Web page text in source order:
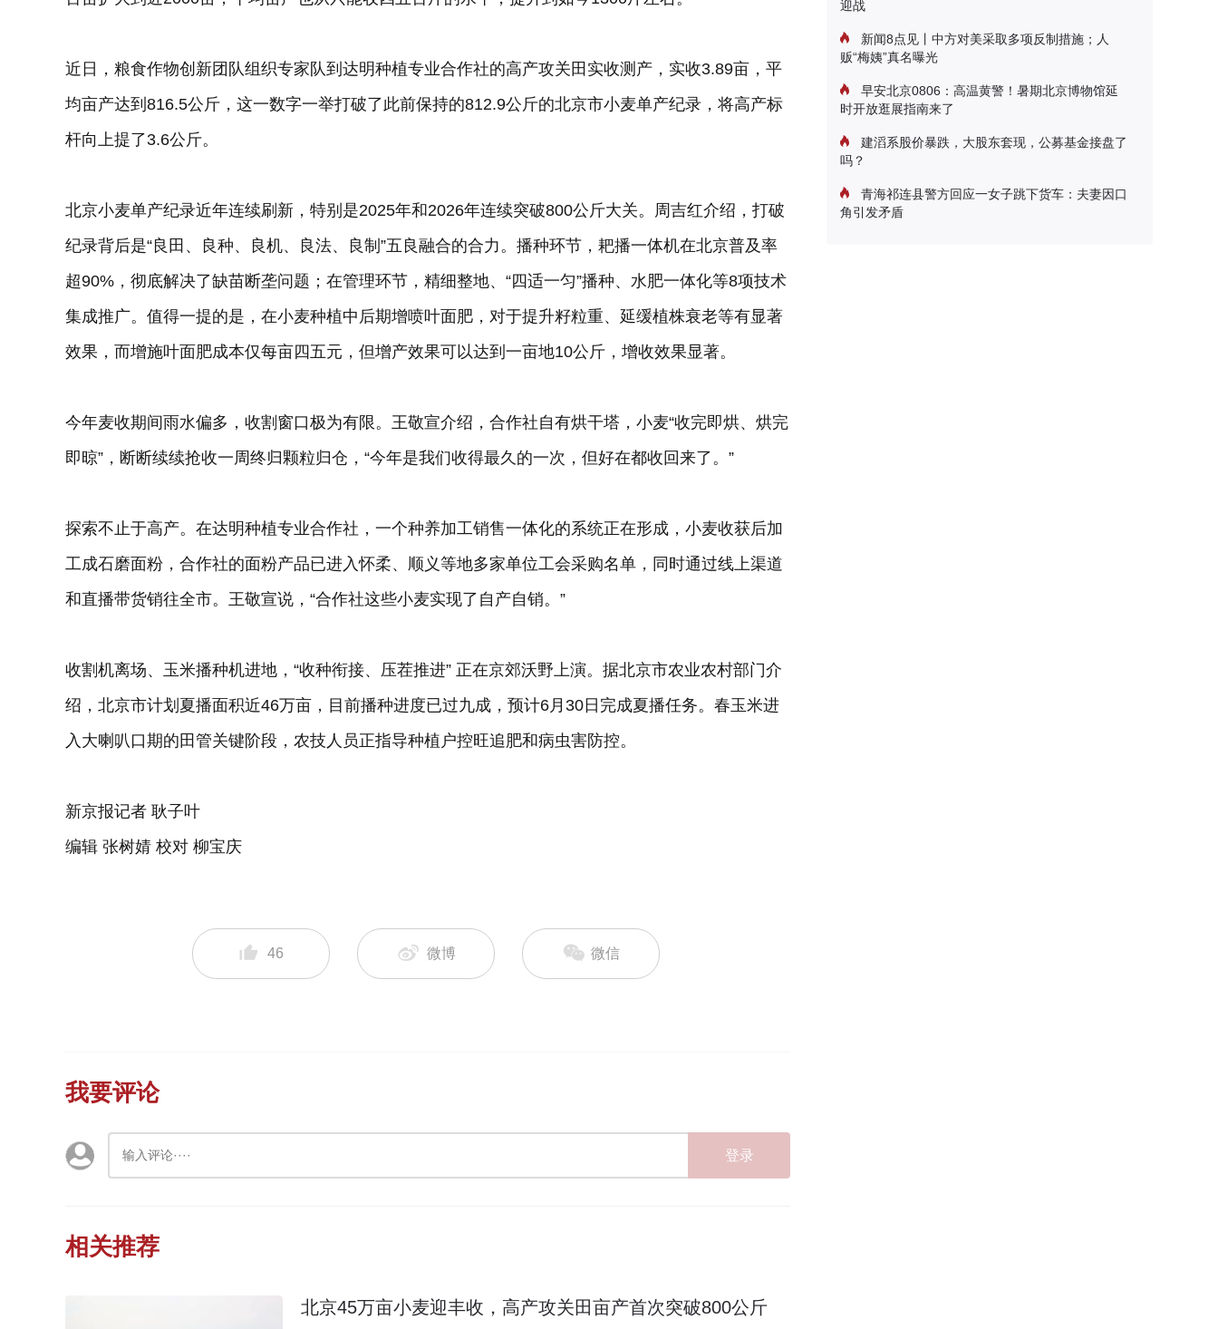
近日，粮食作物创新团队组织专家队到达明种植专业合作社的高产攻关田实收测产，实收3.89亩，平
均亩产达到816.5公斤，这一数字一举打破了此前保持的812.9公斤的北京市小麦单产纪录，将高产标
杆向上提了3.6公斤。
北京小麦单产纪录近年连续刷新，特别是2025年和2026年连续突破800公斤大关。周吉红介绍，打破
纪录背后是“良田、良种、良机、良法、良制”五良融合的合力。播种环节，耙播一体机在北京普及率
超90%，彻底解决了缺苗断垄问题；在管理环节，精细整地、“四适一匀”播种、水肥一体化等8项技术
集成推广。值得一提的是，在小麦种植中后期增喷叶面肥，对于提升籽粒重、延缓植株衰老等有显著
效果，而增施叶面肥成本仅每亩四五元，但增产效果可以达到一亩地10公斤，增收效果显著。
今年麦收期间雨水偏多，收割窗口极为有限。王敬宣介绍，合作社自有烘干塔，小麦“收完即烘、烘完
即晾”，断断续续抢收一周终归颗粒归仓，“今年是我们收得最久的一次，但好在都收回来了。”
探索不止于高产。在达明种植专业合作社，一个种养加工销售一体化的系统正在形成，小麦收获后加
工成石磨面粉，合作社的面粉产品已进入怀柔、顺义等地多家单位工会采购名单，同时通过线上渠道
和直播带货销往全市。王敬宣说，“合作社这些小麦实现了自产自销。”
收割机离场、玉米播种机进地，“收种衔接、压茬推进” 正在京郊沃野上演。据北京市农业农村部门介
绍，北京市计划夏播面积近46万亩，目前播种进度已过九成，预计6月30日完成夏播任务。春玉米进
入大喇叭口期的田管关键阶段，农技人员正指导种植户控旺追肥和病虫害防控。
新京报记者 耿子叶
编辑 张树婧 校对 柳宝庆
46 微博 微信
我要评论
登录
相关推荐
北京45万亩小麦迎丰收，高产攻关田亩产首次突破800公斤
迎战
新闻8点见丨中方对美采取多项反制措施；人
贩“梅姨”真名曝光
早安北京0806：高温黄警！暑期北京博物馆延
时开放逛展指南来了
建滔系股价暴跌，大股东套现，公募基金接盘了
吗？
青海祁连县警方回应一女子跳下货车：夫妻因口
角引发矛盾